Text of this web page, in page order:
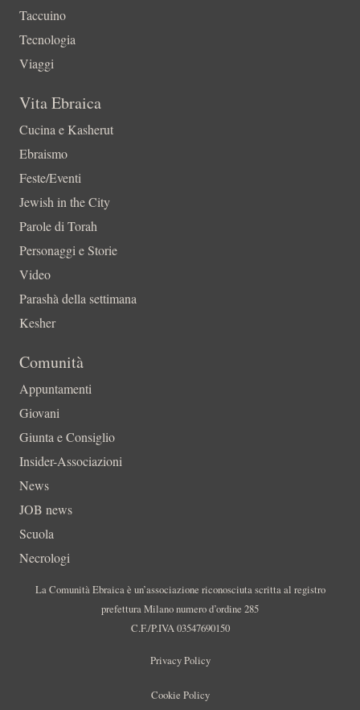
Taccuino
Tecnologia
Viaggi
Vita Ebraica
Cucina e Kasherut
Ebraismo
Feste/Eventi
Jewish in the City
Parole di Torah
Personaggi e Storie
Video
Parashà della settimana
Kesher
Comunità
Appuntamenti
Giovani
Giunta e Consiglio
Insider-Associazioni
News
JOB news
Scuola
Necrologi
La Comunità Ebraica è un’associazione riconosciuta scritta al registro
prefettura Milano numero d’ordine 285
C.F./P.IVA 03547690150
Privacy Policy
Cookie Policy